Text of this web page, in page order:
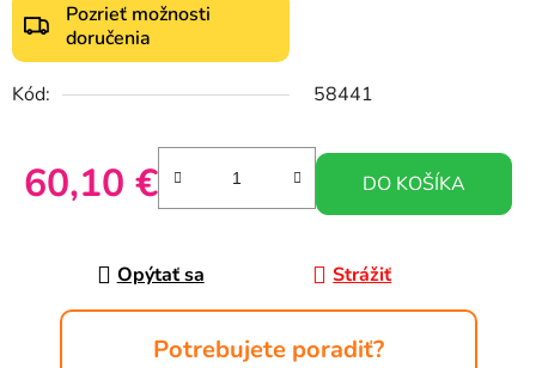
Pozrieť možnosti
doručenia
Kód: 58441
60,10 € DO KOŠÍKA
Opýtať sa Strážiť
Potrebujete poradiť?